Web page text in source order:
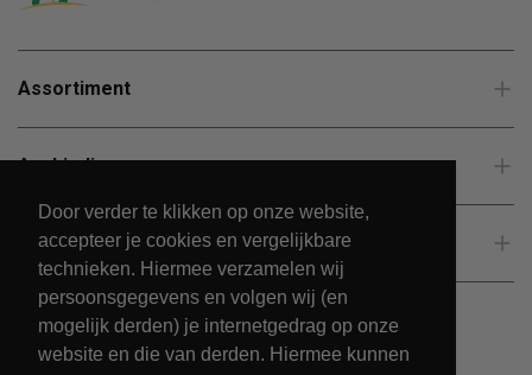
Door verder te klikken op onze website,
accepteer je cookies en vergelijkbare
technieken. Hiermee verzamelen wij
persoonsgegevens en volgen wij (en
mogelijk derden) je internetgedrag op onze
website en die van derden. Hiermee kunnen
Assortiment
Aanbiedingen
Klantenservice